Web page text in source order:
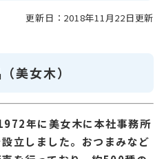
更新日：2018年11月22日更新
美女木）
年に美女木に本社事務所
立しました。おつまみなど